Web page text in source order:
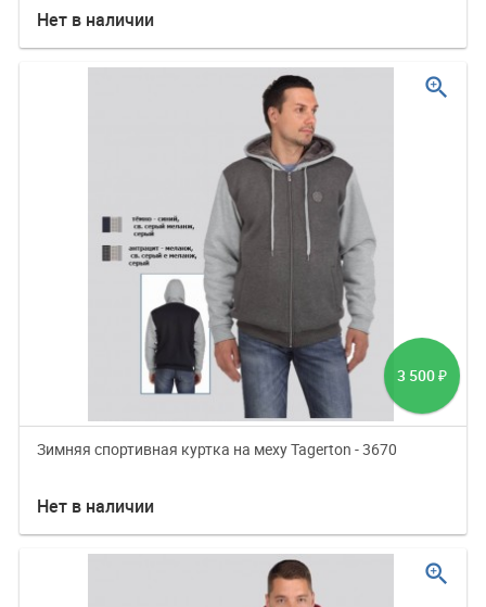
Нет в наличии
3 500 ₽
Зимняя спортивная куртка на меху Tagerton - 3670
Нет в наличии
zoom_in
zoom_in